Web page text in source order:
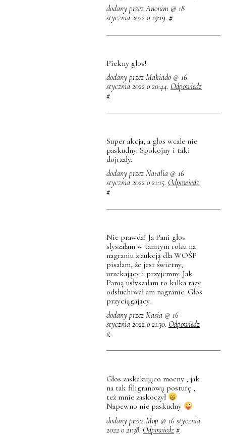
dodany przez Anonim @ 18
stycznia 2022 o 19:19.#
Piekny glos!
dodany przez Makiado @ 16
stycznia 2022 o 20:44. Odpowiedz
#
Super akcja, a głos wcale nie
paskudny. Spokojny i taki
dojrzały.
dodany przez Natalia @ 16
stycznia 2022 o 21:15. Odpowiedz
#
Nie prawda! Ja Pani głos
słyszałam w tamtym roku na
nagraniu z aukcją dla WOŚP
pisałam, że jest świetny,
urzekający i przyjemny. Jak
Panią usłyszałam to kilka razy
odsłuchiwał am nagranie. Głos
przyciągający.
dodany przez Kasia @ 16
stycznia 2022 o 21:30. Odpowiedz
#
Głos zaskakująco mocny , jak
na tak filigranową posturę ,
też mnie zaskoczył
Napewno nie paskudny
dodany przez Mop @ 16 stycznia
2022 o 21:38. Odpowiedz #